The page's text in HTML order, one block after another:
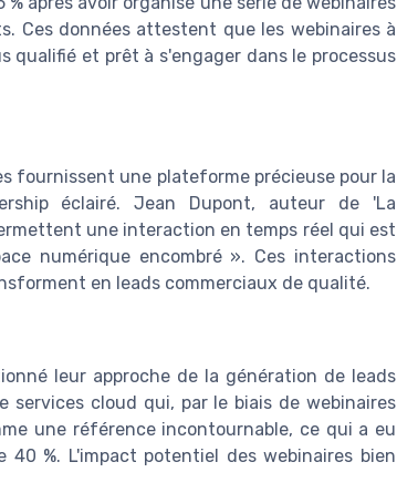
Ces données attestent que les webinaires à
et prêt à s'engager dans le processus
fournissent une plateforme précieuse pour la
éclairé. Jean Dupont, auteur de 'La
une interaction en temps réel qui est
numérique encombré ». Ces interactions
en leads commerciaux de qualité.
leur approche de la génération de leads
services cloud qui, par le biais de webinaires
une référence incontournable, ce qui a eu
%. L'impact potentiel des webinaires bien